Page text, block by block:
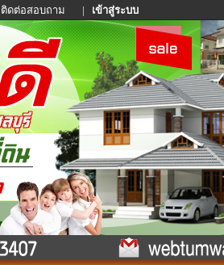
ติดต่อสอบถาม | เข้าสู่ระบบ